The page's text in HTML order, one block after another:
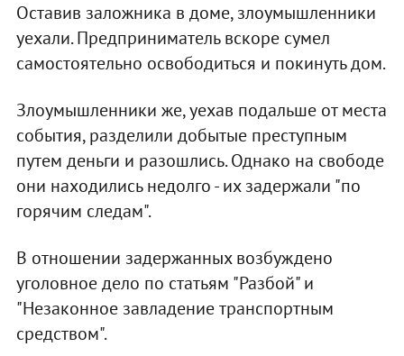
Оставив заложника в доме, злоумышленники
уехали. Предприниматель вскоре сумел
самостоятельно освободиться и покинуть дом.
Злоумышленники же, уехав подальше от места
события, разделили добытые преступным
путем деньги и разошлись. Однако на свободе
они находились недолго - их задержали "по
горячим следам".
В отношении задержанных возбуждено
уголовное дело по статьям "Разбой" и
"Незаконное завладение транспортным
средством".